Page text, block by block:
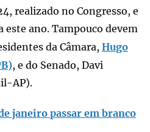
realizado no Congresso, e
ano. Tampouco devem
da Câmara, Hugo
, e do Senado, Davi
AP).
janeiro passar em branco